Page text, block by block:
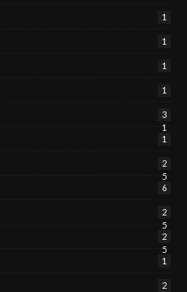
1
1
1
1
3
1
1
2
5
6
2
5
2
5
1
2